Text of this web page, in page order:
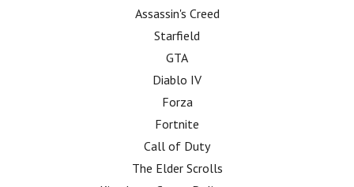
Assassin's Creed
Starfield
GTA
Diablo IV
Forza
Fortnite
Call of Duty
The Elder Scrolls